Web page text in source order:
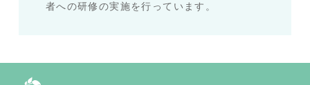
者への研修の実施を行っています。